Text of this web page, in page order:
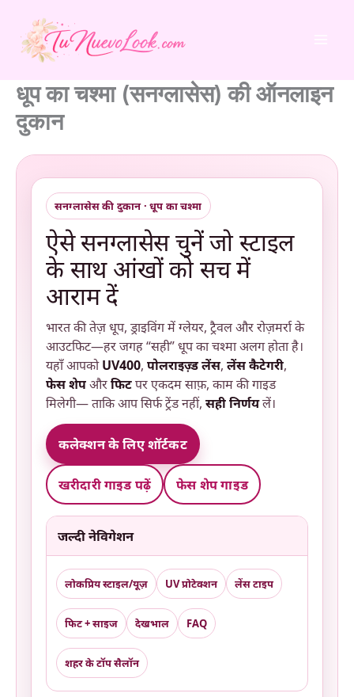
content
धूप का चश्मा (सनग्लासेस) की ऑनलाइन
दुकान
सनग्लासेस की दुकान · धूप का चश्मा
ऐसे सनग्लासेस चुनें जो स्टाइल
के साथ आंखों को सच में
आराम दें
भारत की तेज़ धूप, ड्राइविंग में ग्लेयर, ट्रैवल और रोज़मर्रा के
आउटफिट—हर जगह “सही” धूप का चश्मा अलग होता है।
यहाँ आपकोUV400, पोलराइज़्ड लेंस, लेंस कैटेगरी,
फेस शेपऔरफिटपर एकदम साफ़, काम की गाइड
मिलेगी— ताकि आप सिर्फ ट्रेंड नहीं, सही निर्णयलें।
कलेक्शन के लिए शॉर्टकट
खरीदारी गाइड पढ़ें फेस शेप गाइड
जल्दी नेविगेशन
लोकप्रिय स्टाइल/यूज़ UV प्रोटेक्शन लेंस टाइप
फिट + साइज देखभाल FAQ
शहर के टॉप सैलॉन